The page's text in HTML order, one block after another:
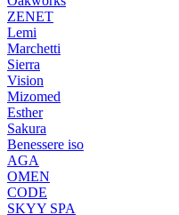
ZENET
Lemi
Marchetti
Sierra
Vision
Mizomed
Esther
Sakura
Benessere iso
AGA
OMEN
CODE
SKYY SPA